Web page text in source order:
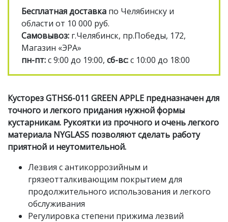
Бесплатная доставка по Челябинску и
области от 10 000 руб.
Самовывоз: г.Челябинск, пр.Победы, 172,
Магазин «ЭРА»
пн-пт:с 9:00 до 19:00, сб-вс:с 10:00 до 18:00
Кусторез GTHS6-011 GREEN APPLE предназначен для
точного и легкого придания нужной формы
кустарникам. Рукоятки из прочного и очень легкого
материала NYGLASS позволяют сделать работу
приятной и неутомительной.
Лезвия с антикоррозийным и
грязеотталкивающим покрытием для
продолжительного использования и легкого
обслуживания
Регулировка степени прижима лезвий